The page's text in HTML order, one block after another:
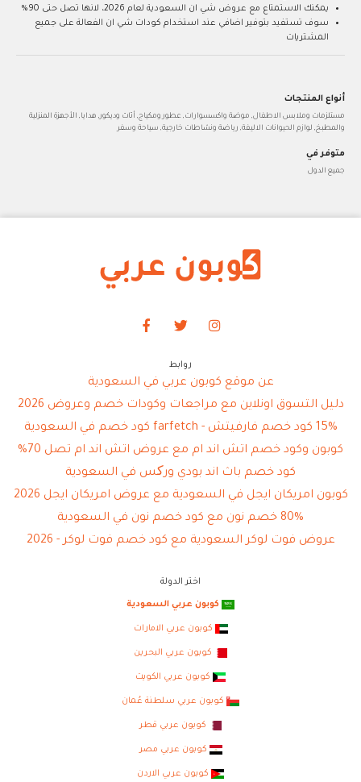
يمكنك الاستمتاع مع عروض شي ان السعودية لعام 2026، لانها تصل حتى 90%
سوف تستفيد بتوفير اضافي عند استخدام كودات شي ان الفعالة على جميع
المشتريات
أنواع المنتجات
مستلزمات وملابس الاطفال, موضة واكسسوارات, عطور ومكياج, أثاث وديكور, هدايا, الأجهزة المنزلية
والمطبخ, لوازم الحيوانات الاليفة, رياضة ونشاطات خارجية, سياحة وسفر
متوفر في
جميع الدول
روابط
عن موقع كوبون عربي في السعودية
دليل التسوق اونلاين مع مراجعات وكودات خصم وعروض 2026
15% كود خصم فارفيتش - farfetch كود خصم في السعودية
كوبون وكود خصم اتش اند ام مع عروض اتش اند ام تصل 70%
كود خصم باث اند بودي ورکس في السعودية
كوبون امريكان ايجل في السعودية مع عروض امريكان ايجل 2026
80% خصم نون مع كود خصم نون في السعودية
عروض فوت لوكر السعودية مع كود خصم فوت لوكر - 2026
اختر الدولة
كوبون عربي السعودية
كوبون عربي الامارات
كوبون عربي البحرين
كوبون عربي الكويت
كوبون عربي سلطنة عُمان
كوبون عربي قطر
كوبون عربي مصر
كوبون عربي الاردن